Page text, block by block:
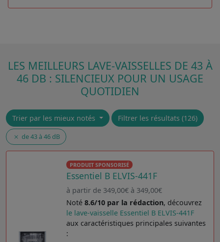
LES MEILLEURS LAVE-VAISSELLES DE 43 À
46 DB : SILENCIEUX POUR UN USAGE
QUOTIDIEN
Trier par les mieux notés Filtrer les résultats (126)
de 43 à 46 dB
PRODUIT SPONSORISÉ
Essentiel B ELVIS-441F
à partir de 349,00€ à 349,00€
Noté 8.6/10 par la rédaction, découvrez
le lave-vaisselle Essentiel B ELVIS-441F
aux caractéristiques principales suivantes
: